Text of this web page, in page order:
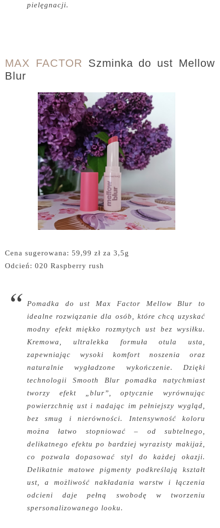
pielęgnacji.
MAX FACTOR Szminka do ust Mellow
Blur
Cena sugerowana: 59,99 zł za 3,5g
Odcień: 020 Raspberry rush
Pomadka do ust Max Factor Mellow Blur to
idealne rozwiązanie dla osób, które chcą uzyskać
modny efekt miękko rozmytych ust bez wysiłku.
Kremowa, ultralekka formuła otula usta,
zapewniając wysoki komfort noszenia oraz
naturalnie wygładzone wykończenie. Dzięki
technologii Smooth Blur pomadka natychmiast
tworzy efekt „blur”, optycznie wyrównując
powierzchnię ust i nadając im pełniejszy wygląd,
bez smug i nierówności. Intensywność koloru
można łatwo stopniować – od subtelnego,
delikatnego efektu po bardziej wyrazisty makijaż,
co pozwala dopasować styl do każdej okazji.
Delikatnie matowe pigmenty podkreślają kształt
ust, a możliwość nakładania warstw i łączenia
odcieni daje pełną swobodę w tworzeniu
spersonalizowanego looku.